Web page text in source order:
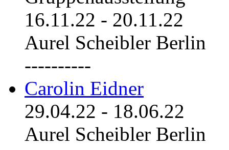
16.11.22 - 20.11.22
Aurel Scheibler Berlin
----------
Carolin Eidner
29.04.22 - 18.06.22
Aurel Scheibler Berlin